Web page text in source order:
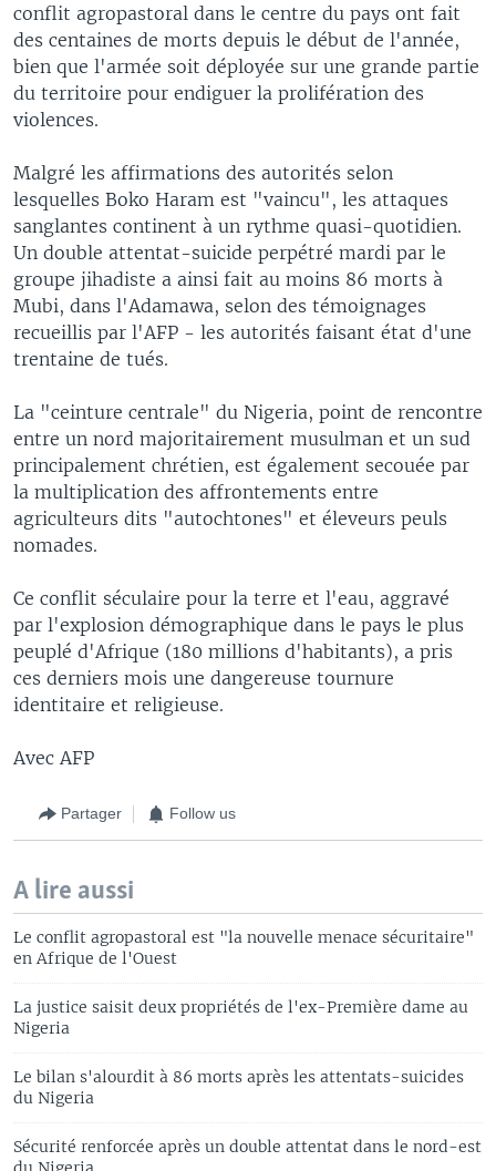
conflit agropastoral dans le centre du pays ont fait
des centaines de morts depuis le début de l'année,
bien que l'armée soit déployée sur une grande partie
du territoire pour endiguer la prolifération des
violences.
Malgré les affirmations des autorités selon
lesquelles Boko Haram est "vaincu", les attaques
sanglantes continent à un rythme quasi-quotidien.
Un double attentat-suicide perpétré mardi par le
groupe jihadiste a ainsi fait au moins 86 morts à
Mubi, dans l'Adamawa, selon des témoignages
recueillis par l'AFP - les autorités faisant état d'une
trentaine de tués.
La "ceinture centrale" du Nigeria, point de rencontre
entre un nord majoritairement musulman et un sud
principalement chrétien, est également secouée par
la multiplication des affrontements entre
agriculteurs dits "autochtones" et éleveurs peuls
nomades.
Ce conflit séculaire pour la terre et l'eau, aggravé
par l'explosion démographique dans le pays le plus
peuplé d'Afrique (180 millions d'habitants), a pris
ces derniers mois une dangereuse tournure
identitaire et religieuse.
Avec AFP
Partager Follow us
A lire aussi
Le conflit agropastoral est "la nouvelle menace sécuritaire"
en Afrique de l'Ouest
La justice saisit deux propriétés de l'ex-Première dame au
Nigeria
Le bilan s'alourdit à 86 morts après les attentats-suicides
du Nigeria
Sécurité renforcée après un double attentat dans le nord-est